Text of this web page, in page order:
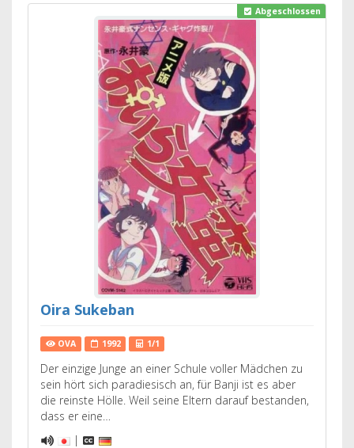
Abgeschlossen
Oira Sukeban
OVA 1992 1/1
Der einzige Junge an einer Schule voller Mädchen zu
sein hört sich paradiesisch an, für Banji ist es aber
die reinste Hölle. Weil seine Eltern darauf bestanden,
dass er eine…
|